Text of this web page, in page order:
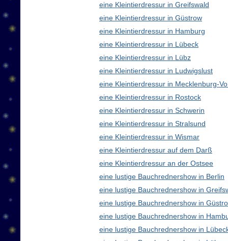
eine Kleintierdressur in Greifswald
eine Kleintierdressur in Güstrow
eine Kleintierdressur in Hamburg
eine Kleintierdressur in Lübeck
eine Kleintierdressur in Lübz
eine Kleintierdressur in Ludwigslust
eine Kleintierdressur in Mecklenburg-
eine Kleintierdressur in Rostock
eine Kleintierdressur in Schwerin
eine Kleintierdressur in Stralsund
eine Kleintierdressur in Wismar
eine Kleintierdressur auf dem Darß
eine Kleintierdressur an der Ostsee
eine lustige Bauchrednershow in Berlin
eine lustige Bauchrednershow in
eine lustige Bauchrednershow in
eine lustige Bauchrednershow in
eine lustige Bauchrednershow in